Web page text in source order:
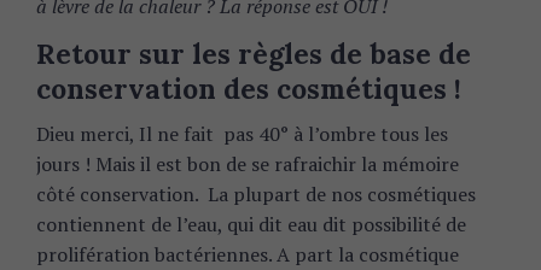
à lèvre de la chaleur ? La réponse est OUI !
Retour sur les règles de base de
conservation des cosmétiques !
Dieu merci, Il ne fait pas 40° à l’ombre tous les
jours ! Mais il est bon de se rafraichir la mémoire
côté conservation. La plupart de nos cosmétiques
contiennent de l’eau, qui dit eau dit possibilité de
prolifération bactériennes. A part la cosmétique